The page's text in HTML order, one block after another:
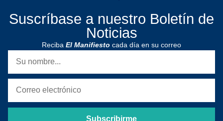
Suscríbase a nuestro Boletín de
Noticias
Reciba El Manifiesto cada día en su correo
Subscribirme